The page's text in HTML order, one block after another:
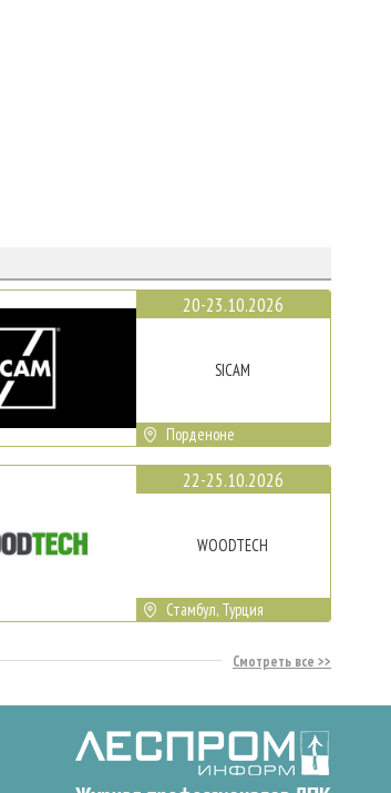
20-23.10.2026
SICAM
Порденоне
22-25.10.2026
WOODTECH
Стамбул, Турция
Смотреть все